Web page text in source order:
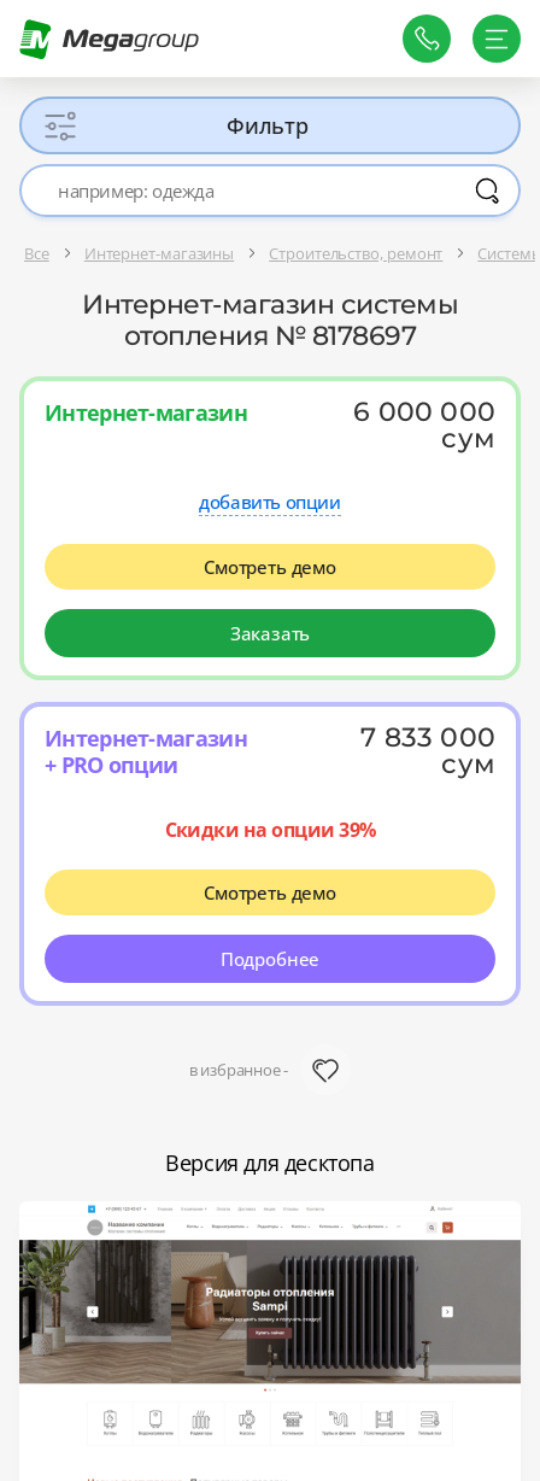
Фильтр
Все Интернет-магазины Строительство, ремонт
Интернет-магазин системы
отопления № 8178697
в избранное -
Интернет-магазин
6 000 000
сум
добавить опции
Смотреть демо
Заказать
Интернет-магазин
+ PRO опции
7 833 000
сум
Скидки на опции 39%
Смотреть демо
Подробнее
Версия для десктопа